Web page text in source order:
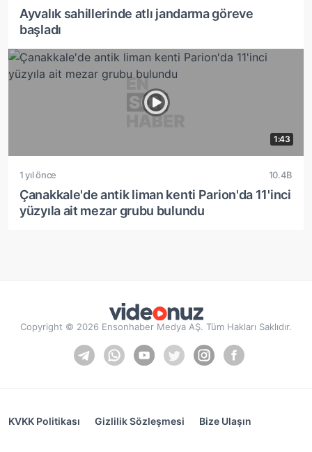
Ayvalık sahillerinde atlı jandarma göreve
başladı
1:43
1 yıl önce 10.4B
Çanakkale'de antik liman kenti Parion'da 11'inci
yüzyıla ait mezar grubu bulundu
Copyright © 2026 Ensonhaber Medya AŞ. Tüm Hakları Saklıdır.
KVKK Politikası Gizlilik Sözleşmesi Bize Ulaşın